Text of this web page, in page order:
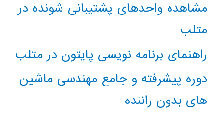
مشاهده واحدهای پشتیبانی شونده در
متلب
راهنمای برنامه نویسی پایتون در متلب
دوره پیشرفته و جامع مهندسی ماشین
های بدون راننده